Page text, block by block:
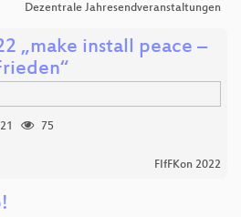
Dezentrale Jahresendveranstaltungen
„make install peace –
75
FIfFKon 2022